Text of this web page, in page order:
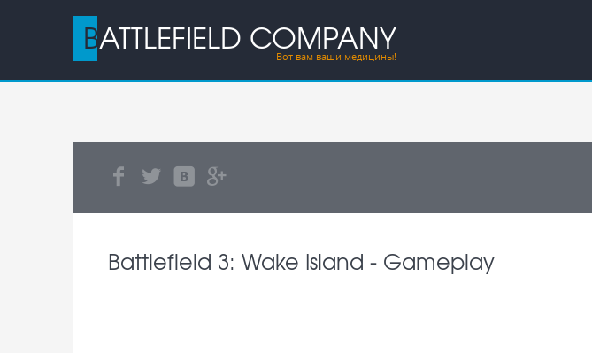
BATTLEFIELD COMPANY
Вот вам ваши медицины!
Battlefield 3: Wake Island - Gameplay